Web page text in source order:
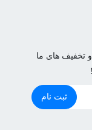
و تخفیف های ما
ثبت نام